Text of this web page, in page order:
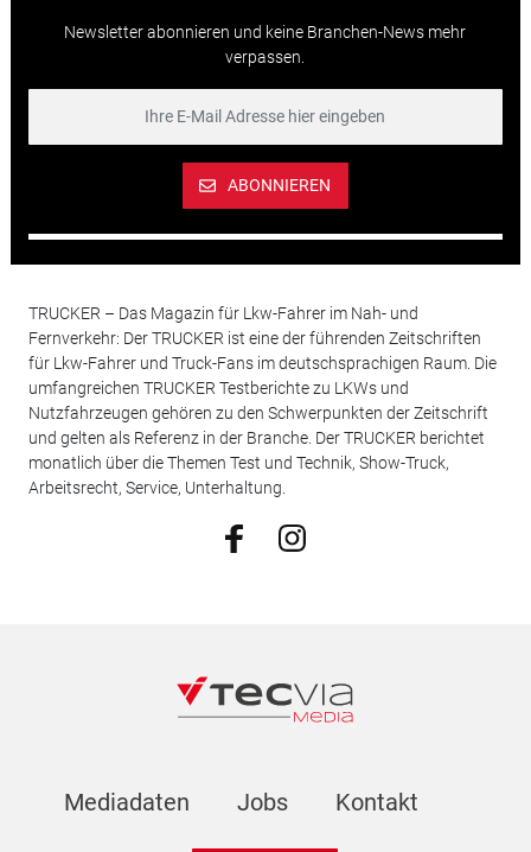
Newsletter abonnieren und keine Branchen-News mehr
verpassen.
ABONNIEREN
TRUCKER – Das Magazin für Lkw-Fahrer im Nah- und
Fernverkehr: Der TRUCKER ist eine der führenden Zeitschriften
für Lkw-Fahrer und Truck-Fans im deutschsprachigen Raum. Die
umfangreichen TRUCKER Testberichte zu LKWs und
Nutzfahrzeugen gehören zu den Schwerpunkten der Zeitschrift
und gelten als Referenz in der Branche. Der TRUCKER berichtet
monatlich über die Themen Test und Technik, Show-Truck,
Arbeitsrecht, Service, Unterhaltung.
Mediadaten Jobs Kontakt